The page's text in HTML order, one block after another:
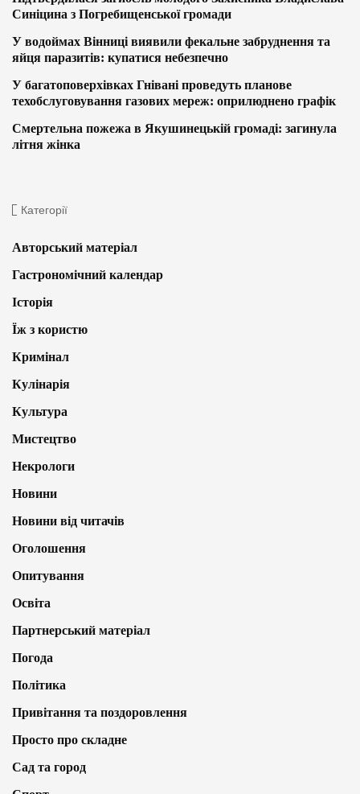
Синіцина з Погребищенської громади
У водоймах Вінниці виявили фекальне забруднення та
яйця паразитів: купатися небезпечно
У багатоповерхівках Гнівані проведуть планове
техобслуговування газових мереж: оприлюднено графік
Смертельна пожежа в Якушинецькій громаді: загинула
літня жінка
Категорії
Авторський матеріал
Гастрономічний календар
Історія
Їж з користю
Кримінал
Кулінарія
Культура
Мистецтво
Некрологи
Новини
Новини від читачів
Оголошення
Опитування
Освіта
Партнерський матеріал
Погода
Політика
Привітання та поздоровлення
Просто про складне
Сад та город